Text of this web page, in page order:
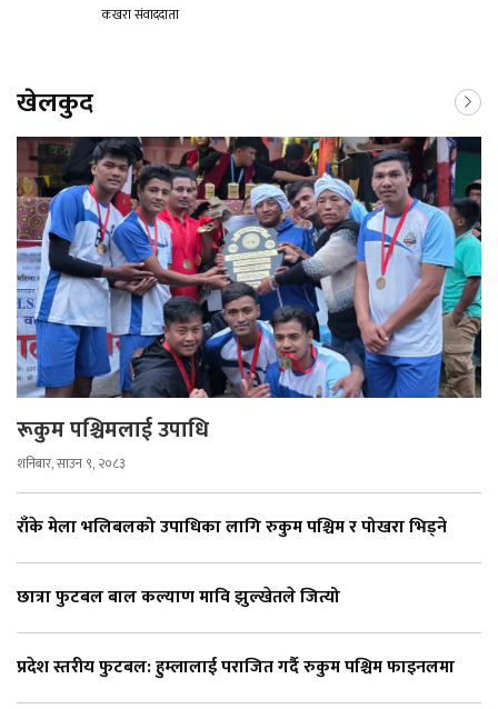
कखरा संवाददाता
खेलकुद
रूकुम पश्चिमलाई उपाधि
शनिबार, साउन ९, २०८३
राँके मेला भलिबलको उपाधिका लागि रुकुम पश्चिम र पोखरा भिड्ने
छात्रा फुटबल बाल कल्याण मावि झुल्खेतले जित्यो
प्रदेश स्तरीय फुटबल: हुम्लालाई पराजित गर्दै रुकुम पश्चिम फाइनलमा